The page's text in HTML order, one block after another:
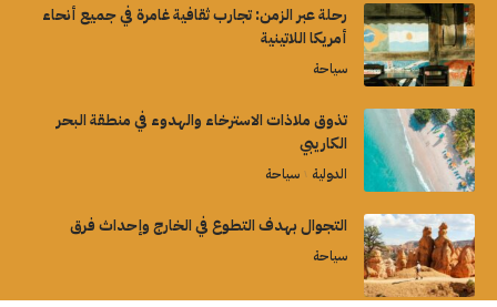
رحلة عبر الزمن: تجارب ثقافية غامرة في جميع أنحاء
أمريكا اللاتينية
سياحة
تذوق ملاذات الاسترخاء والهدوء في منطقة البحر
الكاريبي
الدولية سياحة
التجوال بهدف التطوع في الخارج وإحداث فرق
سياحة